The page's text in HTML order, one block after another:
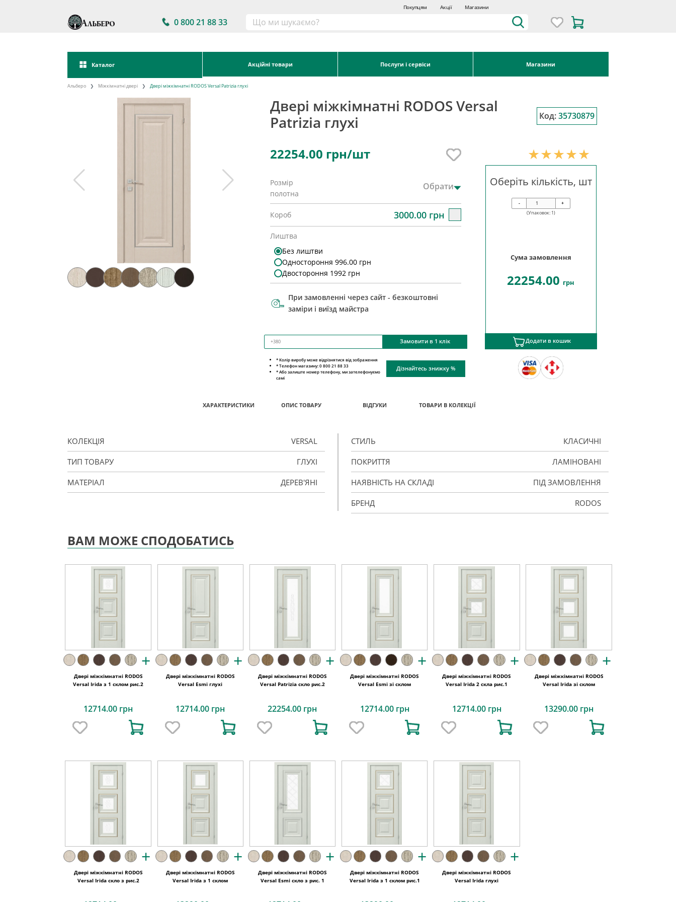
Покупцям Акції Магазини
0 800 21 88 33
Каталог Акційні товари Послуги і сервіси Магазини
Альберо Міжкімнатні двері Двері міжкімнатні RODOS Versal Patrizia глухі
Двері міжкімнатні RODOS Versal
Patrizia глухі
Код: 35730879
22254.00 грн/шт
Розмір
полотна
Обрати
Короб 3000.00 грн
Лиштва
Без лиштви
Одностороння 996.00 грн
Двостороння 1992 грн
При замовленні через сайт - безкоштовні
заміри і виїзд майстра
Замовити в 1 клік
Оберіть кількість, шт
-
+
(Упаковок: 1)
Сума замовлення
22254.00 грн
Додати в кошик
* Колір виробу може відрізнятися від зображення
* Телефон магазину: 0 800 21 88 33
* Або залиште номер телефону, ми зателефонуємо
самі
Дізнайтесь знижку %
ХАРАКТЕРИСТИКИ ОПИС ТОВАРУ ВІДГУКИ ТОВАРИ В КОЛЕКЦІЇ
КОЛЕКЦІЯ VERSAL
ТИП ТОВАРУ ГЛУХІ
МАТЕРІАЛ ДЕРЕВ'ЯНІ
СТИЛЬ КЛАСИЧНІ
ПОКРИТТЯ ЛАМІНОВАНІ
НАЯВНІСТЬ НА СКЛАДІ ПІД ЗАМОВЛЕННЯ
БРЕНД RODOS
ВАМ МОЖЕ СПОДОБАТИСЬ
+
Двері міжкімнатні RODOS
Versal Irida з 1 склом рис.2
12714.00 грн
+
Двері міжкімнатні RODOS
Versal Esmi глухі
12714.00 грн
+
Двері міжкімнатні RODOS
Versal Patrizia скло рис.2
22254.00 грн
+
Двері міжкімнатні RODOS
Versal Esmi зі склом
12714.00 грн
+
Двері міжкімнатні RODOS
Versal Irida 2 скла рис.1
12714.00 грн
+
Двері міжкімнатні RODOS
Versal Irida зі склом
13290.00 грн
+
Двері міжкімнатні RODOS
Versal Irida скло з рис.2
+
Двері міжкімнатні RODOS
Versal Irida з 1 склом
+
Двері міжкімнатні RODOS
Versal Esmi скло з рис. 1
+
Двері міжкімнатні RODOS
Versal Irida з 1 склом рис.1
+
Двері міжкімнатні RODOS
Versal Irida глухі